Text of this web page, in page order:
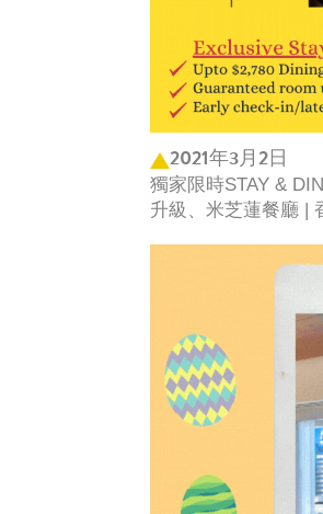
2021年3月2日
獨家限時STAY &
升級、米芝蓮餐廳 |